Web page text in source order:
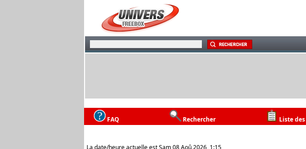
FAQ Rechercher Liste
La date/heure actuelle est Sam 08 Aoû 2026, 1:15